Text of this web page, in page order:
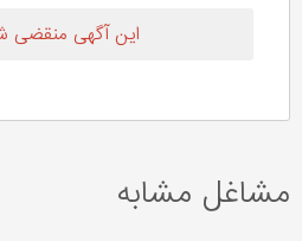
این آگهی منقضی
مشاغل مشابه